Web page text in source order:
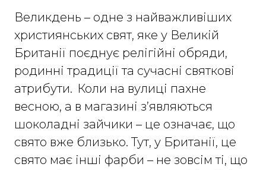
Великдень – одне з найважливіших
християнських свят, яке у Великій
Британії поєднує релігійні обряди,
родинні традиції та сучасні святкові
атрибути. Коли на вулиці пахне
весною, а в магазині з’являються
шоколадні зайчики – це означає, що
свято вже близько. Тут, у Британії, це
свято має інші фарби – не зовсім ті, що